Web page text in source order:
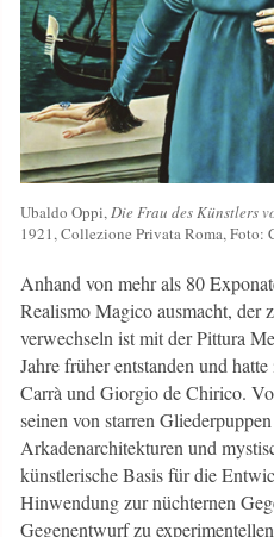
Ubaldo Oppi,Die Frau des Künstlers
1921, Collezione Privata Roma, Foto:
Anhand von mehr als 80
Realismo Magico ausmacht, der
verwechseln ist mit der Pittura
Jahre früher entstanden und
Carrà und Giorgio de Chirico.
seinen von starren
Arkadenarchitekturen und
künstlerische Basis für die
Hinwendung zur nüchternen
Gegenentwurf zu